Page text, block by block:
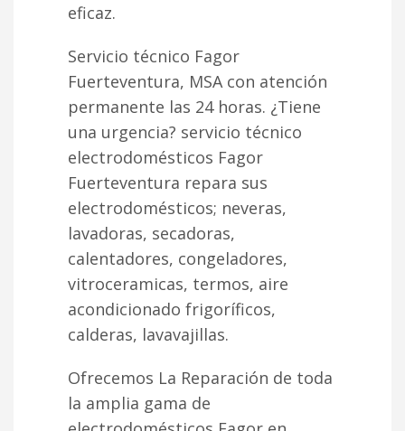
eficaz.
Servicio técnico Fagor
Fuerteventura, MSA con atención
permanente las 24 horas. ¿Tiene
una urgencia? servicio técnico
electrodomésticos Fagor
Fuerteventura repara sus
electrodomésticos; neveras,
lavadoras, secadoras,
calentadores, congeladores,
vitroceramicas, termos, aire
acondicionado frigoríficos,
calderas, lavavajillas.
Ofrecemos La Reparación de toda
la amplia gama de